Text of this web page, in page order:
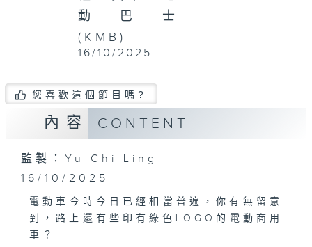
動巴士
(KMB)
16/10/2025
您喜歡這個節目嗎?
內容 CONTENT
監製：Yu Chi Ling
16/10/2025
電動車今時今日已經相當普遍，你有無留意
到，路上還有些印有綠色LOGO的電動商用
車？